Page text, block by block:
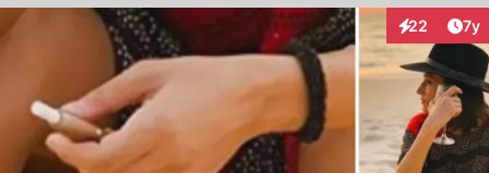
22
Interaktionen
7y